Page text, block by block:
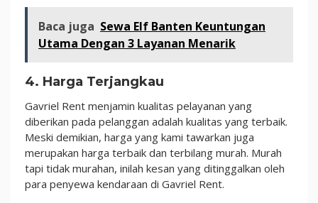
Baca juga Sewa Elf Banten Keuntungan
Utama Dengan 3 Layanan Menarik
4. Harga Terjangkau
Gavriel Rent menjamin kualitas pelayanan yang
diberikan pada pelanggan adalah kualitas yang terbaik.
Meski demikian, harga yang kami tawarkan juga
merupakan harga terbaik dan terbilang murah. Murah
tapi tidak murahan, inilah kesan yang ditinggalkan oleh
para penyewa kendaraan di Gavriel Rent.